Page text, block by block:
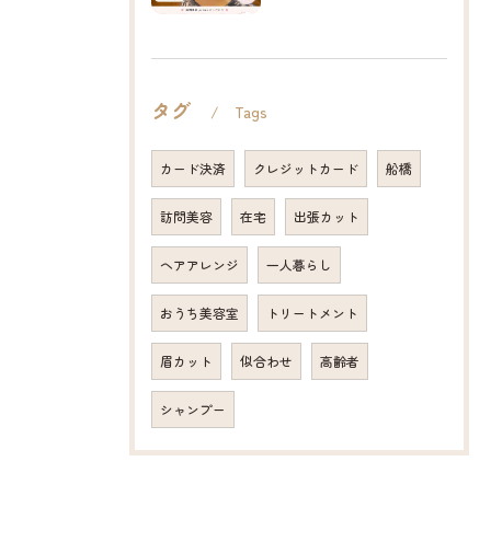
タグ Tags
カード決済 クレジットカード 船橋
訪問美容 在宅 出張カット
ヘアアレンジ 一人暮らし
おうち美容室 トリートメント
眉カット 似合わせ 高齢者
シャンプー